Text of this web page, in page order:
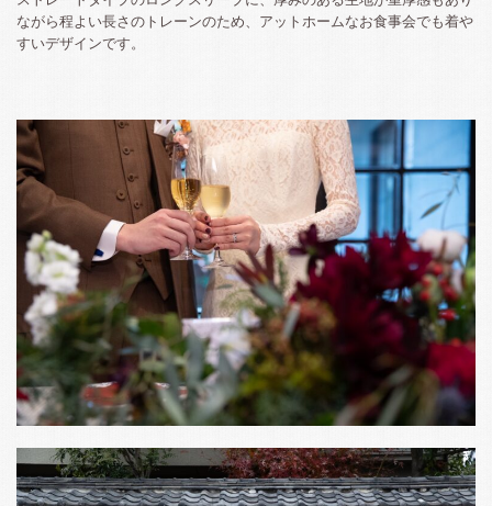
ながら程よい長さのトレーンのため、アットホームなお食事会でも着や
すいデザインです。